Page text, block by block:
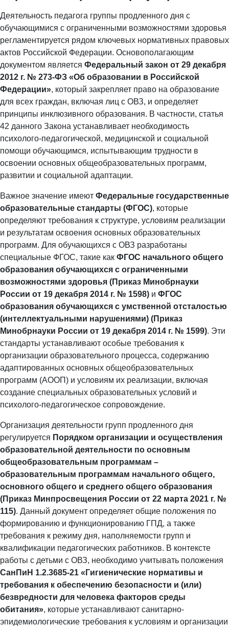
Деятельность педагога группы продленного дня с
обучающимися с ограниченными возможностями здоровья
регламентируется рядом ключевых нормативных правовых
актов Российской Федерации. Основополагающим
документом является Федеральный закон от 29 декабря
2012 г. № 273-ФЗ «Об образовании в Российской
Федерации», который закрепляет право на образование
для всех граждан, включая лиц с ОВЗ, и определяет
принципы инклюзивного образования. В частности, статья
42 данного Закона устанавливает необходимость
психолого-педагогической, медицинской и социальной
помощи обучающимся, испытывающим трудности в
освоении основных общеобразовательных программ,
развитии и социальной адаптации.
Важное значение имеют Федеральные государственные
образовательные стандарты (ФГОС), которые
определяют требования к структуре, условиям реализации
и результатам освоения основных образовательных
программ. Для обучающихся с ОВЗ разработаны
специальные ФГОС, такие как ФГОС начального общего
образования обучающихся с ограниченными
возможностями здоровья (Приказ Минобрнауки
России от 19 декабря 2014 г. № 1598) и ФГОС
образования обучающихся с умственной отсталостью
(интеллектуальными нарушениями) (Приказ
Минобрнауки России от 19 декабря 2014 г. № 1599). Эти
стандарты устанавливают особые требования к
организации образовательного процесса, содержанию
адаптированных основных общеобразовательных
программ (АООП) и условиям их реализации, включая
создание специальных образовательных условий и
психолого-педагогическое сопровождение.
Организация деятельности групп продленного дня
регулируется Порядком организации и осуществления
образовательной деятельности по основным
общеобразовательным программам –
образовательным программам начального общего,
основного общего и среднего общего образования
(Приказ Минпросвещения России от 22 марта 2021 г. №
115). Данный документ определяет общие положения по
формированию и функционированию ГПД, а также
требования к режиму дня, наполняемости групп и
квалификации педагогических работников. В контексте
работы с детьми с ОВЗ, необходимо учитывать положения
СанПиН 1.2.3685-21 «Гигиенические нормативы и
требования к обеспечению безопасности и (или)
безвредности для человека факторов среды
обитания», которые устанавливают санитарно-
эпидемиологические требования к условиям и организации